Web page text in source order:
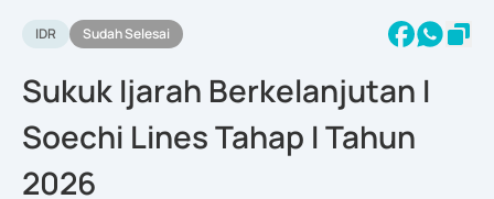
IDR Sudah Selesai
Sukuk Ijarah Berkelanjutan I
Soechi Lines Tahap I Tahun
2026